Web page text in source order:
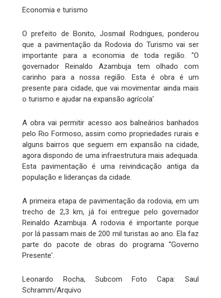
Economia e turismo
O prefeito de Bonito, Josmail Rodrigues, ponderou
que a pavimentação da Rodovia do Turismo vai ser
importante para a economia de toda região. “O
governador Reinaldo Azambuja tem olhado com
carinho para a nossa região. Esta é obra é um
presente para cidade, que vai movimentar ainda mais
o turismo e ajudar na expansão agrícola'
A obra vai permitir acesso aos balneários banhados
pelo Rio Formoso, assim como propriedades rurais e
alguns bairros que seguem em expansão na cidade,
agora dispondo de uma infraestrutura mais adequada.
Esta pavimentação é uma reivindicação antiga da
população e lideranças da cidade.
A primeira etapa de pavimentação da rodovia, em um
trecho de 2,3 km, já foi entregue pelo governador
Reinaldo Azambuja. A rodovia é importante porque
por lá passam mais de 200 mil turistas ao ano. Ela faz
parte do pacote de obras do programa “Governo
Presente'.
Leonardo Rocha, Subcom Foto Capa: Saul
Schramm/Arquivo